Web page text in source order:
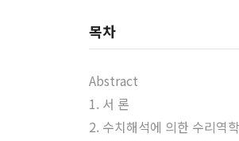
목차
Abstract
1. 서 론
2. 수치해석에 의한 수리역